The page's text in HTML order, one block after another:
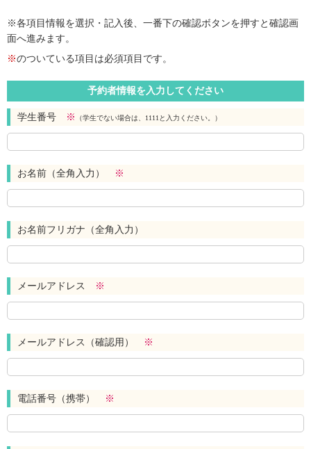
※各項目情報を選択・記入後、一番下の確認ボタンを押すと確認画
面へ進みます。
※のついている項目は必須項目です。
予約者情報を入力してください
学生番号 ※ （学生でない場合は、1111と入力ください。）
お名前（全角入力） ※
お名前フリガナ（全角入力）
メールアドレス ※
メールアドレス（確認用） ※
電話番号（携帯） ※